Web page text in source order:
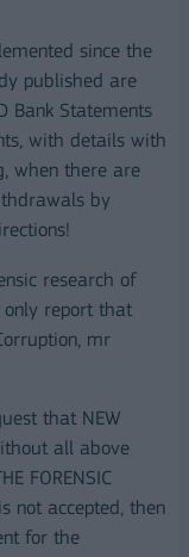
since the
published are
Bank Statements
with details with
when there are
by
research of
only report that
mr
that NEW
all above
FORENSIC
not accepted, then
for the